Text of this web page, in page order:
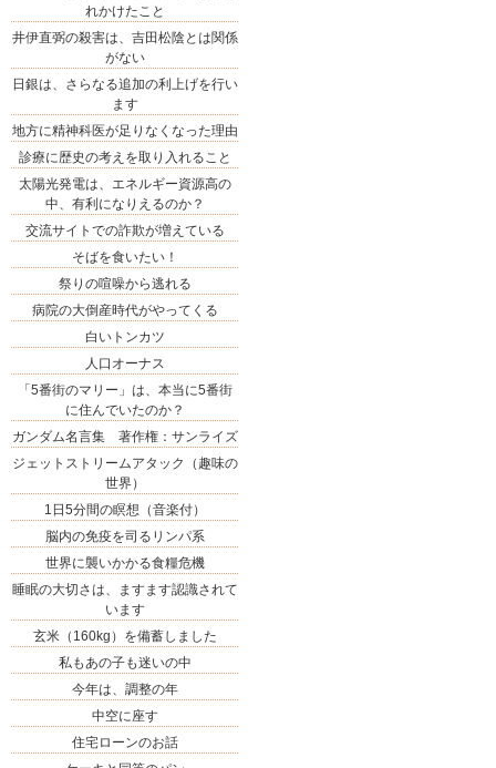
れかけたこと
井伊直弼の殺害は、吉田松陰とは関係
がない
日銀は、さらなる追加の利上げを行い
ます
地方に精神科医が足りなくなった理由
診療に歴史の考えを取り入れること
太陽光発電は、エネルギー資源高の
中、有利になりえるのか？
交流サイトでの詐欺が増えている
そばを食いたい！
祭りの喧噪から逃れる
病院の大倒産時代がやってくる
白いトンカツ
人口オーナス
「5番街のマリー」は、本当に5番街
に住んでいたのか？
ガンダム名言集 著作権：サンライズ
ジェットストリームアタック（趣味の
世界）
1日5分間の瞑想（音楽付）
脳内の免疫を司るリンパ系
世界に襲いかかる食糧危機
睡眠の大切さは、ますます認識されて
います
玄米（160kg）を備蓄しました
私もあの子も迷いの中
今年は、調整の年
中空に座す
住宅ローンのお話